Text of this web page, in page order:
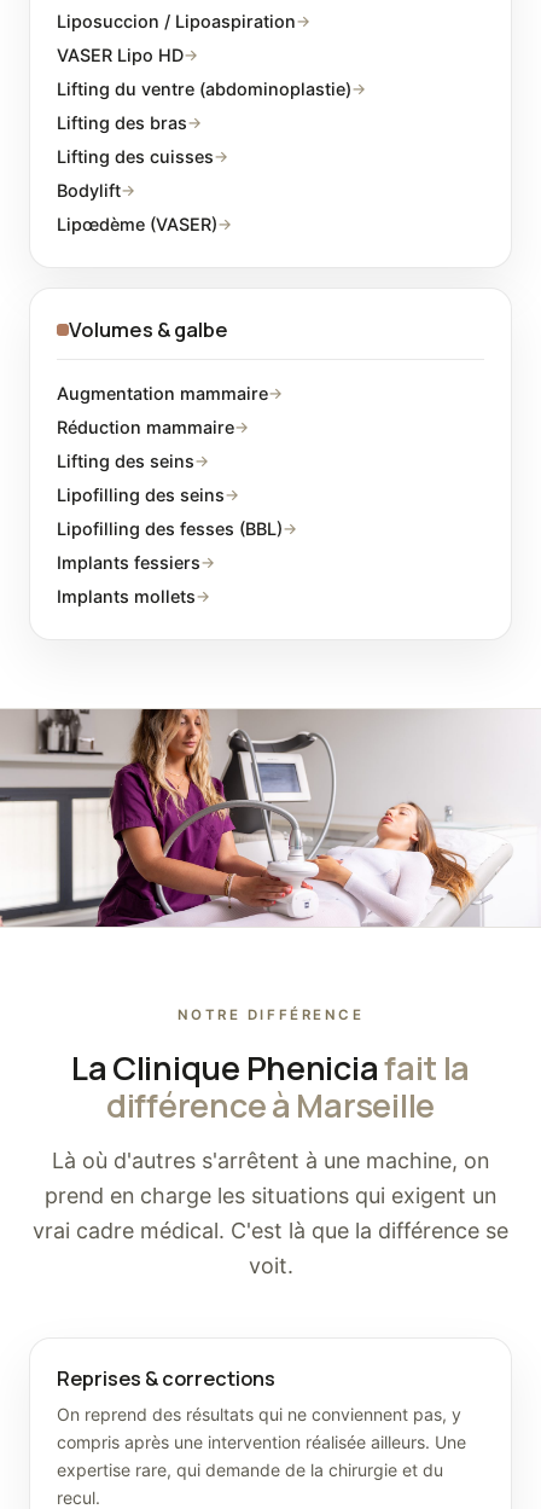
Liposuccion / Lipoaspiration→
VASER Lipo HD→
Lifting du ventre (abdominoplastie)→
Lifting des bras→
Lifting des cuisses→
Bodylift→
Lipœdème (VASER)→
Volumes & galbe
Augmentation mammaire→
Réduction mammaire→
Lifting des seins→
Lipofilling des seins→
Lipofilling des fesses (BBL)→
Implants fessiers→
Implants mollets→
NOTRE DIFFÉRENCE
La Clinique Pheniciafait la
différence à Marseille
Là où d'autres s'arrêtent à une machine, on
prend en charge les situations qui exigent un
vrai cadre médical. C'est là que la différence se
voit.
Reprises & corrections
On reprend des résultats qui ne conviennent pas, y
compris après une intervention réalisée ailleurs. Une
expertise rare, qui demande de la chirurgie et du
recul.